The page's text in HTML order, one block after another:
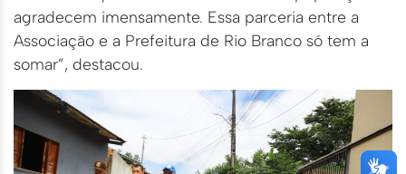
agradecem imensamente. Essa parceria entre a
Associação e a Prefeitura de Rio Branco só tem a
somar”, destacou.